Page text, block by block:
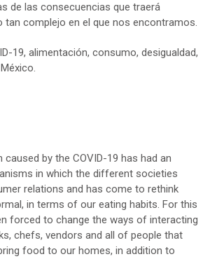
de las consecuencias que traerá
complejo en el que nos encontramos.
19, alimentación, consumo, desigualdad,
by the COVID-19 has had an
in which the different societies
relations and has come to rethink
in terms of our eating habits. For this
forced to change the ways of interacting
chefs, vendors and all of people that
food to our homes, in addition to